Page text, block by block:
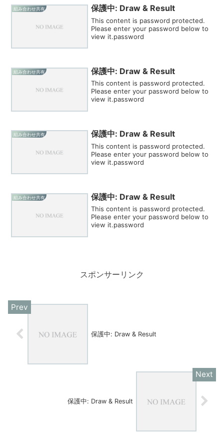
組み合わせ共有 保護中: Draw & Result
This content is password protected.
Please enter your password below to
view it.password
組み合わせ共有 保護中: Draw & Result
This content is password protected.
Please enter your password below to
view it.password
組み合わせ共有 保護中: Draw & Result
This content is password protected.
Please enter your password below to
view it.password
組み合わせ共有 保護中: Draw & Result
This content is password protected.
Please enter your password below to
view it.password
スポンサーリンク
保護中: Draw & Result
保護中: Draw & Result